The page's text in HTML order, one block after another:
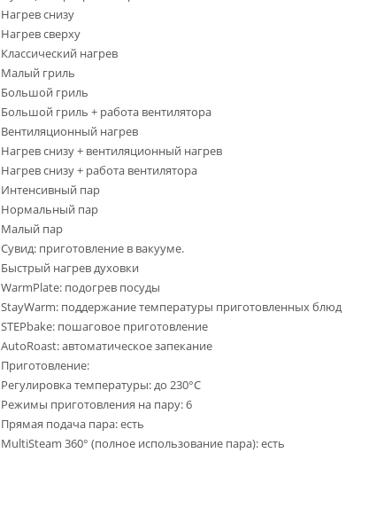
Нагрев снизу
Нагрев сверху
Классический нагрев
Малый гриль
Большой гриль
Большой гриль + работа вентилятора
Вентиляционный нагрев
Нагрев снизу + вентиляционный нагрев
Нагрев снизу + работа вентилятора
Интенсивный пар
Нормальный пар
Малый пар
Сувид: приготовление в вакууме.
Быстрый нагрев духовки
WarmPlate: подогрев посуды
StayWarm: поддержание температуры приготовленных блюд
STEPbake: пошаговое приготовление
AutoRoast: автоматическое запекание
Приготовление:
Регулировка температуры: до 230°C
Режимы приготовления на пару: 6
Прямая подача пара: есть
MultiSteam 360° (полное использование пара): есть